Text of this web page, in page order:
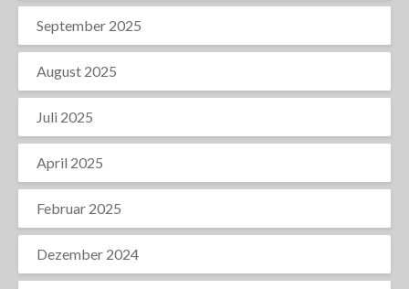
September 2025
August 2025
Juli 2025
April 2025
Februar 2025
Dezember 2024